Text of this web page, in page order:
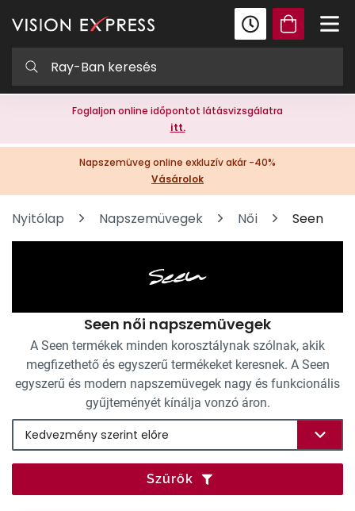
Foglaljon online időpontot látásvizsgálatra
itt.
Napszemüveg online exkluzív akár -40%
Vásárolok
Nyitólap Napszemüvegek Női Seen
Seen női napszemüvegek
A Seen termékek minden korosztálynak szólnak, akik
megfizethető és egyszerű termékeket keresnek. A Seen
egyszerű és modern napszemüvegek nagy és funkcionális
gyűjteményét kínálja vonzó áron.
Szűrők